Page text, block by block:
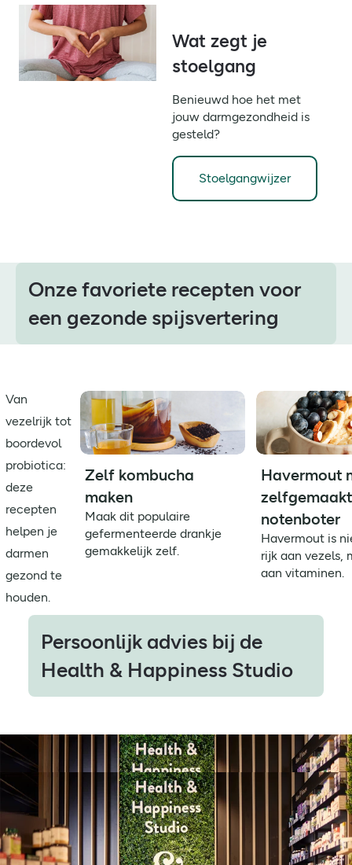
Wat zegt je
stoelgang
Benieuwd hoe het met
jouw darmgezondheid is
gesteld?
Stoelgangwijzer
Onze favoriete recepten voor
een gezonde spijsvertering
Van
vezelrijk tot
boordevol
probiotica:
deze
recepten
helpen je
darmen
gezond te
houden.
Zelf kombucha
maken
Maak dit populaire
gefermenteerde drankje
gemakkelijk zelf.
Havermout
notenboter
Havermout is
rijk aan vezels,
aan vitaminen.
Persoonlijk advies bij de
Health & Happiness Studio